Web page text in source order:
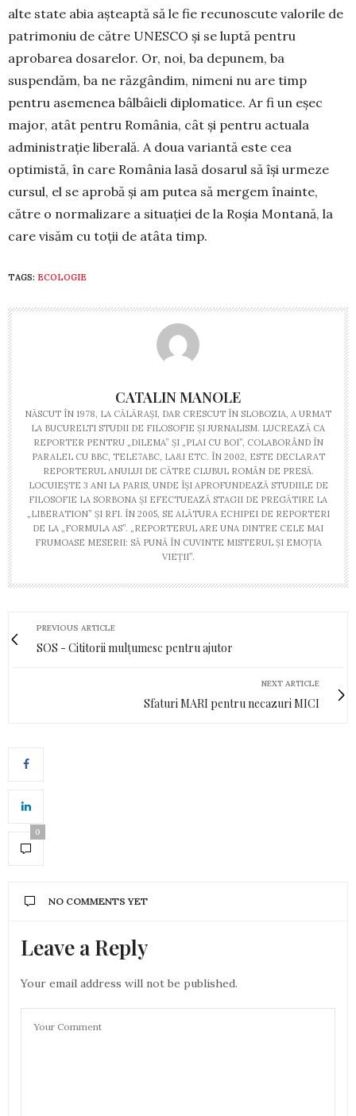
alte state abia așteaptă să le fie recunoscute valorile de
patrimoniu de către UNESCO și se luptă pentru
aprobarea dosarelor. Or, noi, ba depunem, ba
suspendăm, ba ne răzgân­dim, nimeni nu are timp
pentru asemenea bâlbâieli diplomatice. Ar fi un eșec
major, atât pentru Ro­mânia, cât și pentru actuala
administrație liberală. A doua variantă este cea
optimistă, în care Româ­nia lasă dosarul să își ur­me­ze
cursul, el se aprobă și am putea să mer­gem îna­inte,
către o normalizare a situației de la Roșia Montană, la
care visăm cu toții de atâta timp.
TAGS: ECOLOGIE
CATALIN MANOLE
NĂSCUT ÎN 1978, LA CĂLĂRAȘI, DAR CRESCUT ÎN SLOBOZIA, A URMAT
LA BUCURELTI STUDII DE FILOSOFIE ȘI JURNALISM. LUCREAZĂ CA
REPORTER PENTRU „DILEMA” ȘI „PLAI CU BOI”, COLABORÂND ÎN
PARALEL CU BBC, TELE7ABC, LA&I ETC. ÎN 2002, ESTE DECLARAT
REPORTERUL ANULUI DE CĂTRE CLUBUL ROMÂN DE PRESĂ.
LOCUIEȘTE 3 ANI LA PARIS, UNDE ÎȘI APROFUNDEAZĂ STUDIILE DE
FILOSOFIE LA SORBONA ȘI EFECTUEAZĂ STAGII DE PREGĂTIRE LA
„LIBERATION” ȘI RFI. ÎN 2005, SE ALĂTURA ECHIPEI DE REPORTERI
DE LA „FORMULA AS”. „REPORTERUL ARE UNA DINTRE CELE MAI
FRUMOASE MESERII: SĂ PUNĂ ÎN CUVINTE MISTERUL ȘI EMOȚIA
VIEȚII”.
PREVIOUS ARTICLE
SOS - Cititorii mulțumesc pentru ajutor
NEXT ARTICLE
Sfaturi MARI pentru necazuri MICI
0
NO COMMENTS YET
Leave a Reply
Your email address will not be published.